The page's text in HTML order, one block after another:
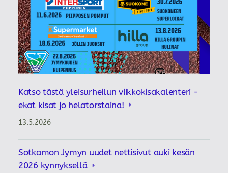
Katso tästä yleisurheilun viikkokisakalenteri -
ekat kisat jo helatorstaina!
13.5.2026
Sotkamon Jymyn uudet nettisivut auki kesän
2026 kynnyksellä